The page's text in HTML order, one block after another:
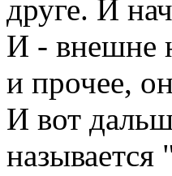
друге. И
И - внешне
и прочее,
И вот
называется